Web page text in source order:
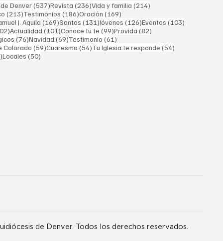
Denver(537)537 entradas
Revista (236)236 entradas
Vida y familia (214)214 entradas
(213)213 entradas
Testimonios (186)186 entradas
Oración (169)169 entradas
J. Aquila (169)169 entradas
Santos (131)131 entradas
Jóvenes (126)126 entradas
Eventos (103)103
102 entradas
Actualidad (101)101 entradas
Conoce tu fe (99)99 entradas
Provida (82)82 entradas
(76)76 entradas
Navidad (69)69 entradas
Testimonio (61)61 entradas
Colorado (59)59 entradas
Cuaresma (54)54 entradas
Tu Iglesia te responde (54)54 entradas
51 entradas
Locales (50)50 entradas
de Denver. Todos los derechos reservados.